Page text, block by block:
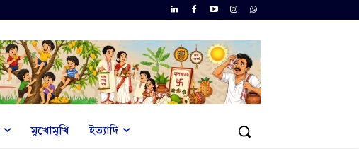
মুখোমুখি ইত্যাদি